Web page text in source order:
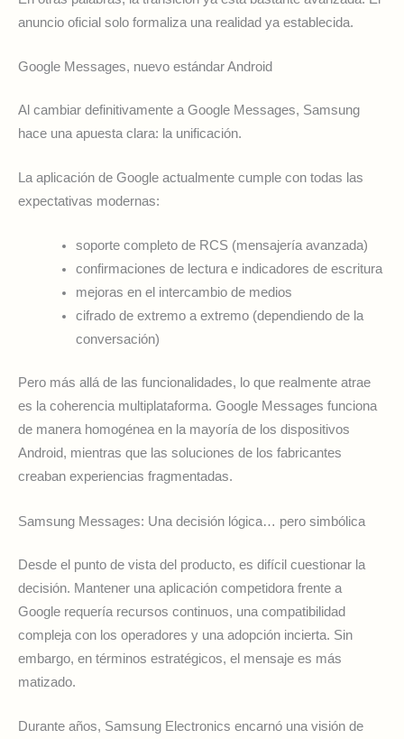
anuncio oficial solo formaliza una realidad ya establecida.
Google Messages, nuevo estándar Android
Al cambiar definitivamente a Google Messages, Samsung
hace una apuesta clara: la unificación.
La aplicación de Google actualmente cumple con todas las
expectativas modernas:
soporte completo de RCS (mensajería avanzada)
confirmaciones de lectura e indicadores de escritura
mejoras en el intercambio de medios
cifrado de extremo a extremo (dependiendo de la
conversación)
Pero más allá de las funcionalidades, lo que realmente atrae
es la coherencia multiplataforma. Google Messages funciona
de manera homogénea en la mayoría de los dispositivos
Android, mientras que las soluciones de los fabricantes
creaban experiencias fragmentadas.
Samsung Messages: Una decisión lógica… pero simbólica
Desde el punto de vista del producto, es difícil cuestionar la
decisión. Mantener una aplicación competidora frente a
Google requería recursos continuos, una compatibilidad
compleja con los operadores y una adopción incierta. Sin
embargo, en términos estratégicos, el mensaje es más
matizado.
Durante años, Samsung Electronics encarnó una visión de